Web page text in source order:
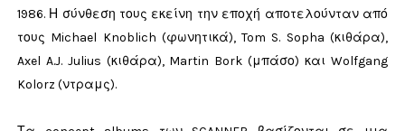
1986. Η σύνθεση τους εκείνη την εποχή αποτελούνταν από
τους Michael Knoblich (φωνητικά), Tom S. Sopha (κιθάρα),
Axel A.J. Julius (κιθάρα), Martin Bork (μπάσο) και Wolfgang
Kolorz (ντραμς).